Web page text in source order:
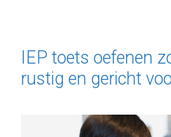
IEP toets oefenen
rustig en gericht